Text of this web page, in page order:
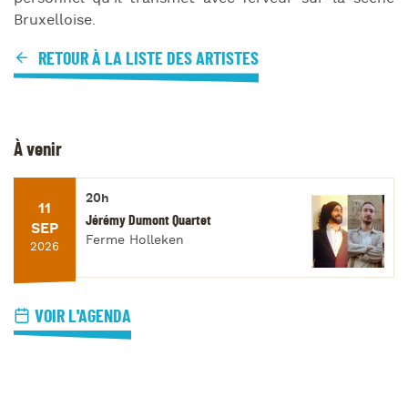
Bruxelloise.
RETOUR À LA LISTE DES ARTISTES
À venir
11
SEP
2026
20h
Jérémy Dumont Quartet
Ferme Holleken
VOIR L'AGENDA